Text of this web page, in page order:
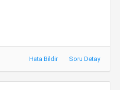
Hata Bildir Soru Detay